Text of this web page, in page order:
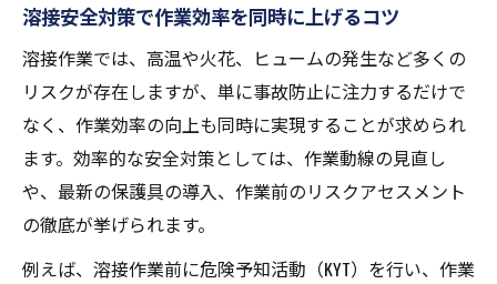
溶接安全対策で作業効率を同時に上げるコツ
溶接作業では、高温や火花、ヒュームの発生など多くの
リスクが存在しますが、単に事故防止に注力するだけで
なく、作業効率の向上も同時に実現することが求められ
ます。効率的な安全対策としては、作業動線の見直し
や、最新の保護具の導入、作業前のリスクアセスメント
の徹底が挙げられます。
例えば、溶接作業前に危険予知活動（KYT）を行い、作業